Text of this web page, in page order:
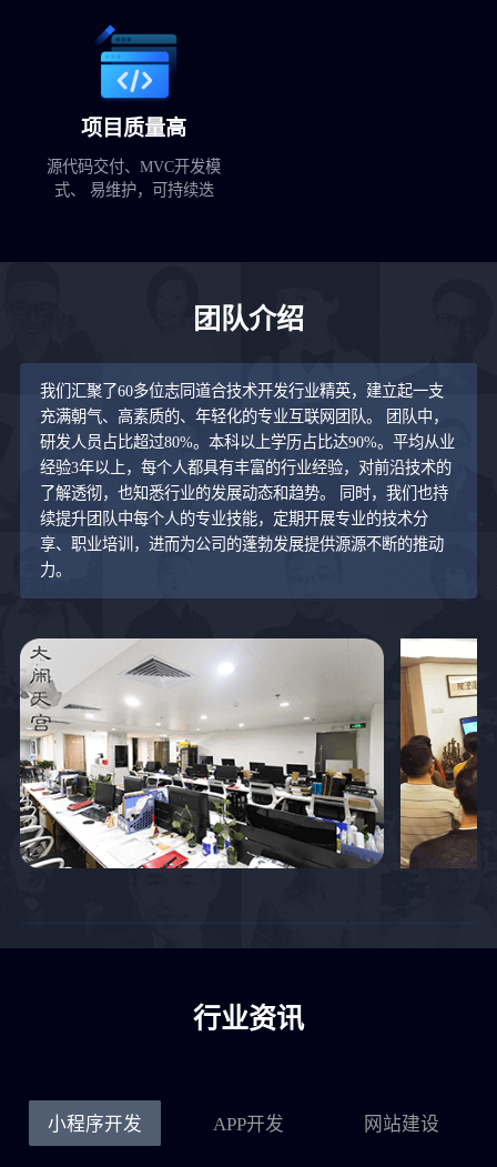
项目质量高
源代码交付、MVC开发模
式、 易维护，可持续迭
团队介绍
我们汇聚了60多位志同道合技术开发行业精英，建立起一支
充满朝气、高素质的、年轻化的专业互联网团队。 团队中，
研发人员占比超过80%。本科以上学历占比达90%。平均从业
经验3年以上，每个人都具有丰富的行业经验，对前沿技术的
了解透彻，也知悉行业的发展动态和趋势。 同时，我们也持
续提升团队中每个人的专业技能，定期开展专业的技术分
享、职业培训，进而为公司的蓬勃发展提供源源不断的推动
力。
行业资讯
小程序开发 APP开发 网站建设